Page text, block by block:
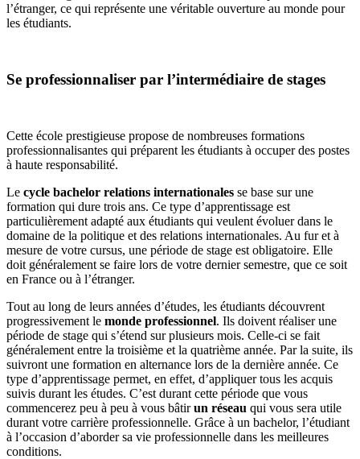
l’étranger, ce qui représente une véritable ouverture au monde pour
les étudiants.
Se professionnaliser par l’intermédiaire de stages
Cette école prestigieuse propose de nombreuses formations
professionnalisantes qui préparent les étudiants à occuper des postes
à haute responsabilité.
Le cycle bachelor relations internationales se base sur une
formation qui dure trois ans. Ce type d’apprentissage est
particulièrement adapté aux étudiants qui veulent évoluer dans le
domaine de la politique et des relations internationales. Au fur et à
mesure de votre cursus, une période de stage est obligatoire. Elle
doit généralement se faire lors de votre dernier semestre, que ce soit
en France ou à l’étranger.
Tout au long de leurs années d’études, les étudiants découvrent
progressivement le monde professionnel. Ils doivent réaliser une
période de stage qui s’étend sur plusieurs mois. Celle-ci se fait
généralement entre la troisième et la quatrième année. Par la suite, ils
suivront une formation en alternance lors de la dernière année. Ce
type d’apprentissage permet, en effet, d’appliquer tous les acquis
suivis durant les études. C’est durant cette période que vous
commencerez peu à peu à vous bâtirun réseau qui vous sera utile
durant votre carrière professionnelle. Grâce à un bachelor, l’étudiant
à l’occasion d’aborder sa vie professionnelle dans les meilleures
conditions.